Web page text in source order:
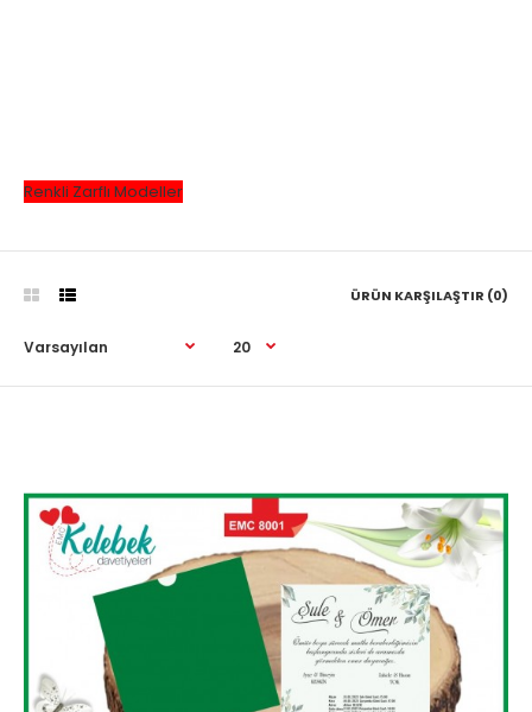
Renkli Zarflı Modeller
ÜRÜN KARŞILAŞTIR (0)